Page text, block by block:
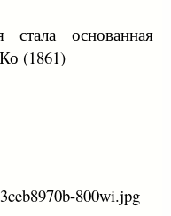
основанная
(1861)